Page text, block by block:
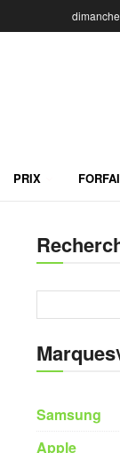
PRIX
Marques
Samsung
Apple